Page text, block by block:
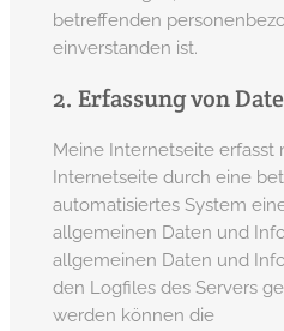
betreffenden
einverstanden ist.
2. Erfassung von
Meine Internetseite erfasst
Internetseite durch eine
automatisiertes System
allgemeinen Daten und
allgemeinen Daten und
den Logfiles des Servers
werden können die